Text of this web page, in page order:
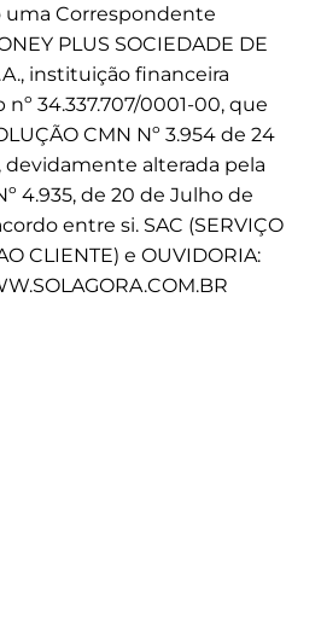
Correspondente
PLUS SOCIEDADE DE
instituição financeira
34.337.707/0001-00, que
CMN Nº 3.954 de 24
devidamente alterada pela
4.935, de 20 de Julho de
entre si. SAC (SERVIÇO
CLIENTE) e OUVIDORIA: